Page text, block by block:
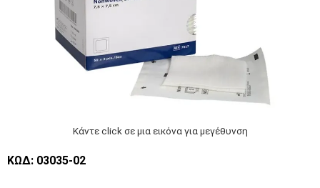
Κάντε click σε μια εικόνα για μεγέθυνση
ΚΩΔ: 03035-02